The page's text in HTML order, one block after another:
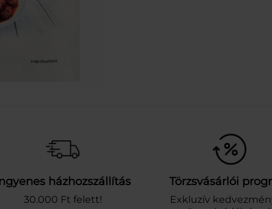
G
m
házhozszállítás
30.000 Ft felett!
Törzsvásárlói
Exkluzív